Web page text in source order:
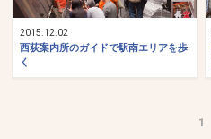
2015.12.02
西荻案内所のガイドで駅南エリアを歩
く
1